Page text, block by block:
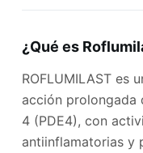
¿Qué es
ROFLUMILAST es
acción prolongada
4 (PDE4), con
antiinflamatorias y